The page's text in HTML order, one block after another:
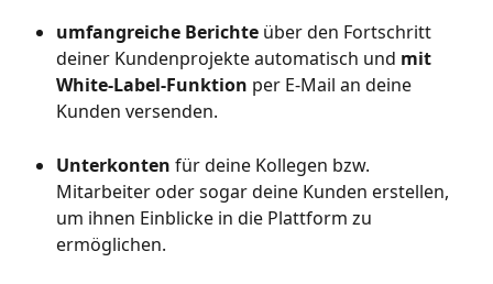
umfangreiche Berichte über den Fortschritt
deiner Kundenprojekte automatisch und mit
White-Label-Funktion per E-Mail an deine
Kunden versenden.
Unterkonten für deine Kollegen bzw.
Mitarbeiter oder sogar deine Kunden erstellen,
um ihnen Einblicke in die Plattform zu
ermöglichen.